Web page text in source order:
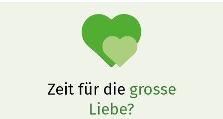
Zeit für die grosse
Liebe?